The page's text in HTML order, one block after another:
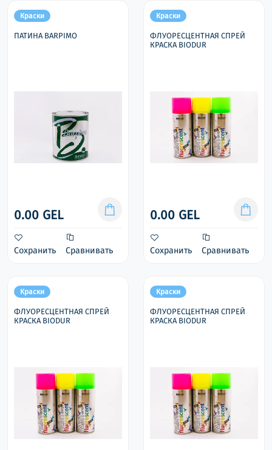
Краски
ПАТИНА BARPIMO
0.00 GEL
Сохранить Сравнивать
Краски
ФЛУОРЕСЦЕНТНАЯ СПРЕЙ
КРАСКА BIODUR
0.00 GEL
Сохранить Сравнивать
Краски
ФЛУОРЕСЦЕНТНАЯ СПРЕЙ
КРАСКА BIODUR
Краски
ФЛУОРЕСЦЕНТНАЯ СПРЕЙ
КРАСКА BIODUR